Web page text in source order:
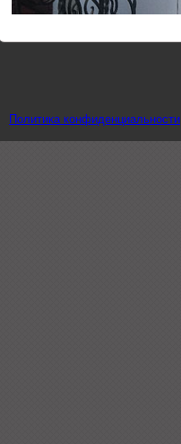
Политика конфиденциальности